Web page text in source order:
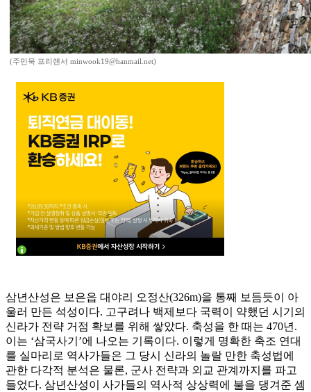
(주민욱 프리랜서 minwook19@hanmail.net)
삼년산성은 보은읍 대야리 오정산(326m)을 통째 보듬듯이 아
울러 만든 석성이다. 고구려나 백제보다 국력이 약했던 시기의
신라가 전략 거점 확보를 위해 쌓았다. 축성을 한 때는 470년.
이는 ‘삼국사기’에 나오는 기록이다. 이렇게 명확한 축조 연대
를 실마리로 역사가들은 그 당시 신라의 놀랄 만한 축성법에
관한 다각적 분석은 물론, 군사 전략과 외교 관계까지를 파고
들었다. 삼년산성이 사가들의 역사적 상상력에 불을 댕겨준 셈